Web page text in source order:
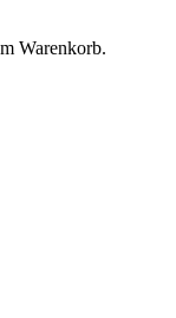
Warenkorb.